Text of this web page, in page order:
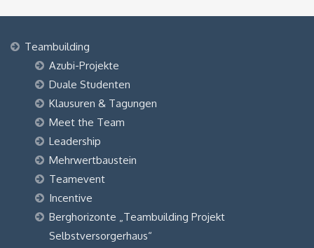
Teambuilding
Azubi-Projekte
Duale Studenten
Klausuren & Tagungen
Meet the Team
Leadership
Mehrwertbaustein
Teamevent
Incentive
Berghorizonte „Teambuilding Projekt
Selbstversorgerhaus“